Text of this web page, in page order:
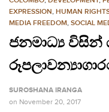
EXPRESSION, HUMAN
MEDIA FREEDOM, SOCIAL
ජනමාධ්‍ය විසින්
SUROSHANA IRANGA
on November 20, 2017